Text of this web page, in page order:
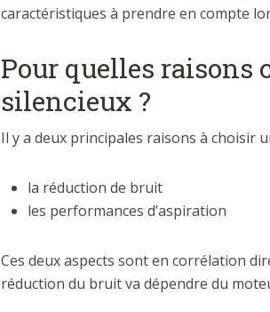
caractéristiques à prendre en compte
Pour quelles
silencieux ?
Il y a deux principales raisons à choisir
la réduction de bruit
les performances d’aspiration
Ces deux aspects sont en corrélation
réduction du bruit va dépendre du